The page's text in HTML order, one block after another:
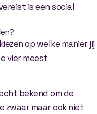
is een social
op welke manier jij
vier meest
bekend om de
zwaar maar ook niet